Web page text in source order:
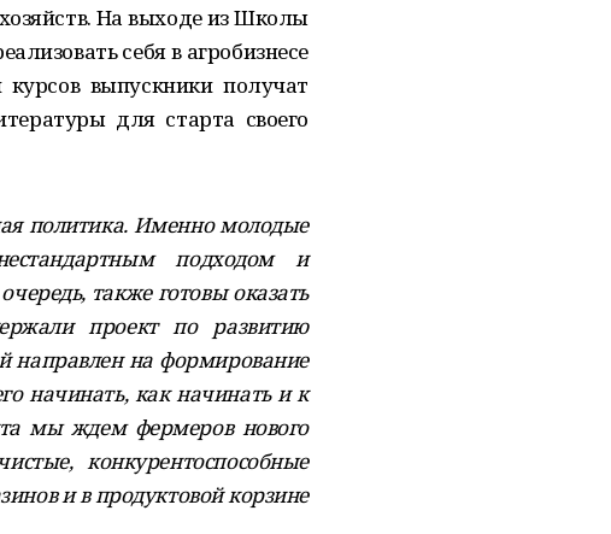
На выходе из Школы
себя в агробизнесе
выпускники получат
для старта своего
политика. Именно молодые
подходом и
также готовы оказать
проект по развитию
направлен на формирование
начинать, как начинать и к
мы ждем фермеров нового
конкурентоспособные
и в продуктовой корзине